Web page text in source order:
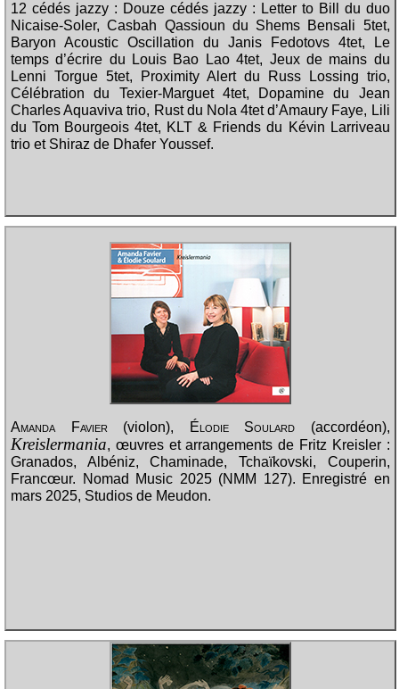
12 cédés jazzy : Douze cédés jazzy : Letter to Bill du duo
Nicaise-Soler, Casbah Qassioun du Shems Bensali 5tet,
Baryon Acoustic Oscillation du Janis Fedotovs 4tet, Le
temps d’écrire du Louis Bao Lao 4tet, Jeux de mains du
Lenni Torgue 5tet, Proximity Alert du Russ Lossing trio,
Célébration du Texier-Marguet 4tet, Dopamine du Jean
Charles Aquaviva trio, Rust du Nola 4tet d’Amaury Faye, Lili
du Tom Bourgeois 4tet, KLT & Friends du Kévin Larriveau
trio et Shiraz de Dhafer Youssef.
Amanda Favier (violon), Élodie Soulard (accordéon),
Kreislermania, œuvres et arrangements de Fritz Kreisler :
Granados, Albéniz, Chaminade, Tchaïkovski, Couperin,
Francœur. Nomad Music 2025 (NMM 127). Enregistré en
mars 2025, Studios de Meudon.